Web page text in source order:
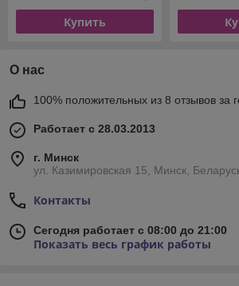
Купить
О нас
100% положительных из 8 отзывов за
Работает с 28.03.2013
г. Минск
ул. Казимировская 15, Минск,
Контакты
Сегодня работает с 08:00 до 21:00
Показать весь график работы